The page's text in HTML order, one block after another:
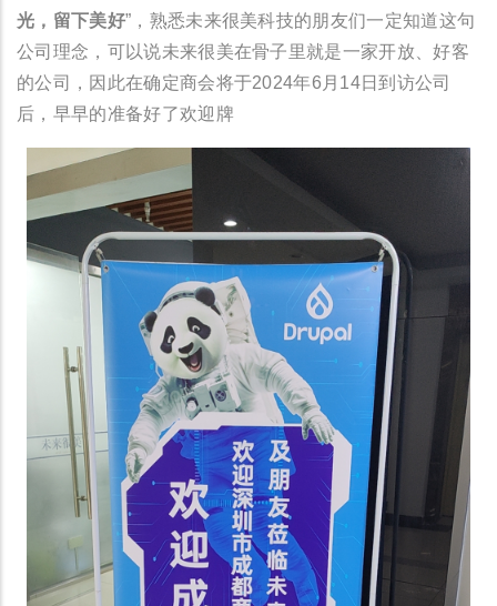
光，留下美好”，熟悉未来很美科技的朋友们一定知道这句
公司理念，可以说未来很美在骨子里就是一家开放、好客
的公司，因此在确定商会将于2024年6月14日到访公司
后，早早的准备好了欢迎牌